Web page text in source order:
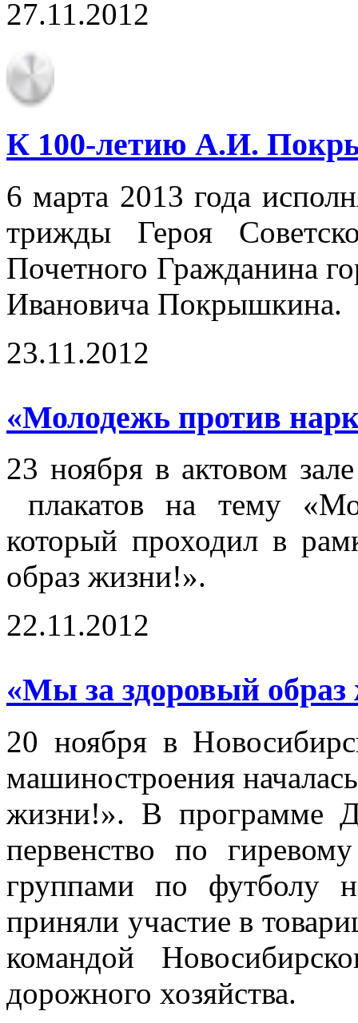
27.11.2012
К 100-летию А.И.
6 марта 2013 года
трижды Героя
Почетного Гражданина
Ивановича Покрышкина.
23.11.2012
«Молодежь против
23 ноября в актовом
плакатов на тему
который проходил в
образ жизни!».
22.11.2012
«Мы за здоровый
20 ноября в
машиностроения
жизни!». В программе
первенство по
группами по футболу
приняли участие в
командой
дорожного хозяйства.